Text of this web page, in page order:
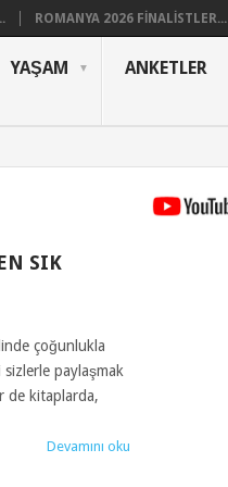
ROMANYA 2026 FINALISTLER...
YAŞAM ANKETLER
SIK
çoğunlukla
sizlerle paylaşmak
de kitaplarda,
Devamını oku